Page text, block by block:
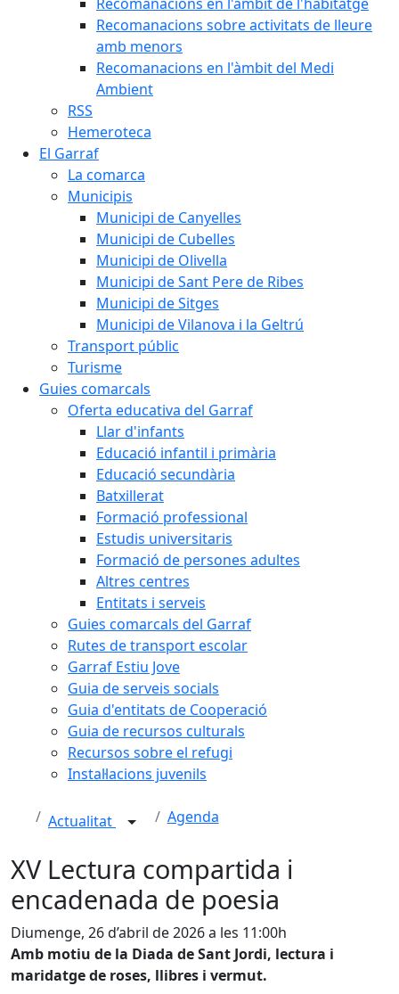
Recomanacions sobre activitats de lleure
amb menors
Recomanacions en l'àmbit del Medi
Ambient
RSS
Hemeroteca
El Garraf
La comarca
Municipis
Municipi de Canyelles
Municipi de Cubelles
Municipi de Olivella
Municipi de Sant Pere de Ribes
Municipi de Sitges
Municipi de Vilanova i la Geltrú
Transport públic
Turisme
Guies comarcals
Oferta educativa del Garraf
Llar d'infants
Educació infantil i primària
Educació secundària
Batxillerat
Formació professional
Estudis universitaris
Formació de persones adultes
Altres centres
Entitats i serveis
Guies comarcals del Garraf
Rutes de transport escolar
Garraf Estiu Jove
Guia de serveis socials
Guia d'entitats de Cooperació
Guia de recursos culturals
Recursos sobre el refugi
Instal·lacions juvenils
Actualitat Agenda
XV Lectura compartida i
encadenada de poesia
Diumenge, 26 d’abril de 2026 a les 11:00h
Amb motiu de la Diada de Sant Jordi, lectura i
maridatge de roses, llibres i vermut.